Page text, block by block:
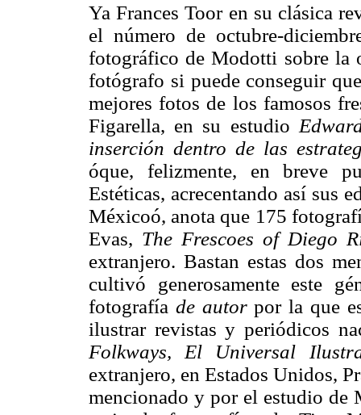
Ya Frances Toor en su clásica
el número de octubre-
fotográfico de Modotti sobre la
fotógrafo si puede conseguir
mejores fotos de los famosos
Figarella, en su estudio
inserción dentro de las
óque, felizmente, en breve
Estéticas, acrecentando así sus
Méxicoó, anota que 175
Evas, The Frescoes of Diego
extranjero. Bastan estas dos
cultivó generosamente este
fotografía de autorpor la que
ilustrar revistas y periódicos
Folkways, El Universal
extranjero, en Estados Unidos,
mencionado y por el estudio de